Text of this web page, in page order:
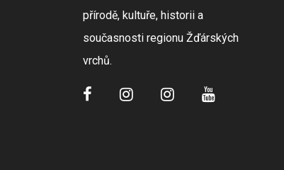
přírodě, kultuře, historii a
současnosti regionu Žďárských
vrchů.